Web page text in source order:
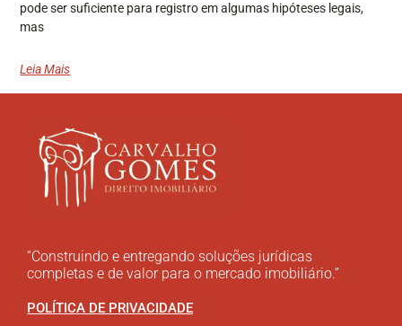
pode ser suficiente para registro em algumas hipóteses legais,
mas
Leia Mais
“Construindo e entregando soluções jurídicas
completas e de valor para o mercado imobiliário.”
POLÍTICA DE PRIVACIDADE